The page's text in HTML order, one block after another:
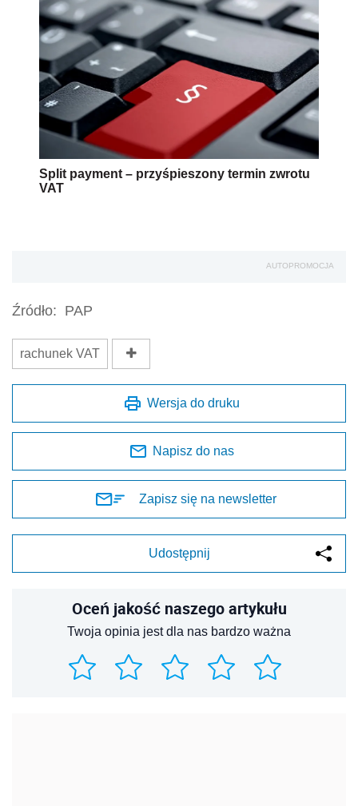
Split payment – przyśpieszony termin zwrotu
VAT
AUTOPROMOCJA
Źródło: PAP
rachunek VAT
Wersja do druku
Napisz do nas
Zapisz się na newsletter
Udostępnij
Oceń jakość naszego artykułu
Twoja opinia jest dla nas bardzo ważna